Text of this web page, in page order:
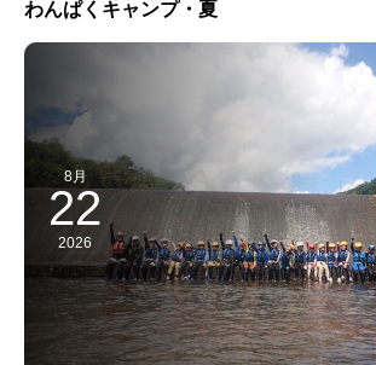
わんぱくキャンプ・夏
8月
22
2026